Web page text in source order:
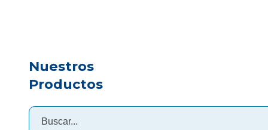
Nuestros
Productos